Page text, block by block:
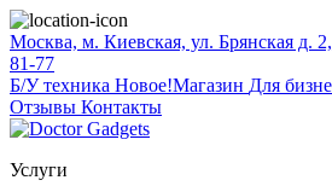
Москва, м. Киевская, ул. Брянская д.
81-77
Б/У техникa Новое!Магазин Для
Отзывы Контакты
Услуги